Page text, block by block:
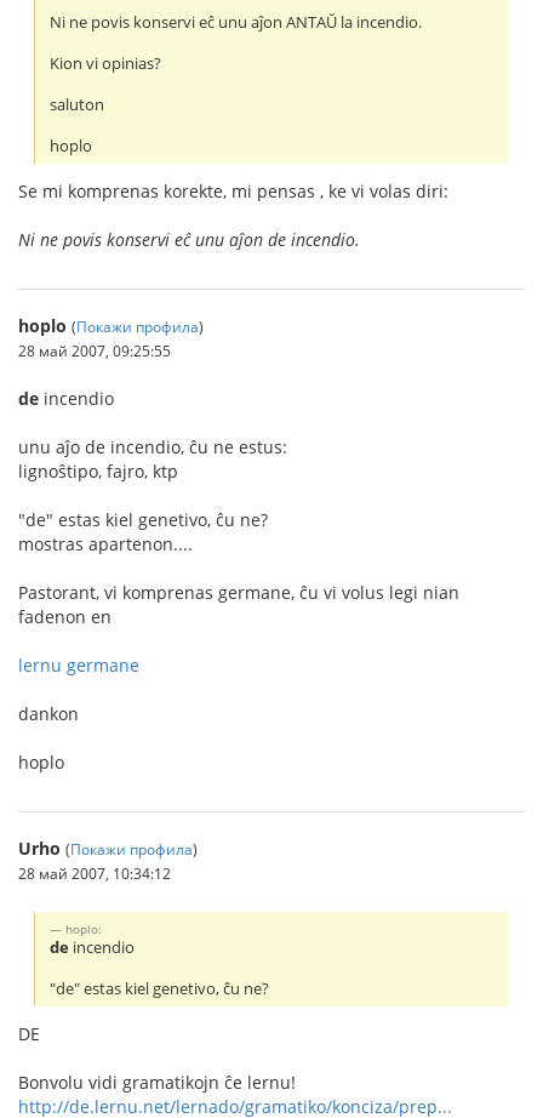
Ni ne povis konservi eĉ unu aĵon ANTAŬ la incendio.
Kion vi opinias?
saluton
hoplo
Se mi komprenas korekte, mi pensas , ke vi volas diri:
Ni ne povis konservi eĉ unu aĵon de incendio.
hoplo (Покажи профила)
28 май 2007, 09:25:55
de incendio
unu aĵo de incendio, ĉu ne estus:
lignoŝtipo, fajro, ktp
"de" estas kiel genetivo, ĉu ne?
mostras apartenon....
Pastorant, vi komprenas germane, ĉu vi volus legi nian
fadenon en
lernu germane
dankon
hoplo
Urho (Покажи профила)
28 май 2007, 10:34:12
hoplo:
de incendio
"de" estas kiel genetivo, ĉu ne?
DE
Bonvolu vidi gramatikojn ĉe lernu!
http://de.lernu.net/lernado/gramatiko/konciza/prep...